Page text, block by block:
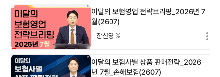
이달의 보험영업 전략브리핑_2026년 7
월(2607)
장신영 %
이달의 보험사별 상품 판매전략_2026
년 7월_손해보험(2607)